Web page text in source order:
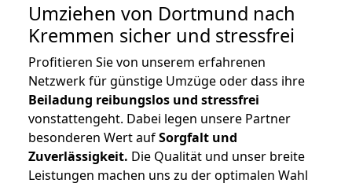
Umziehen von Dortmund nach
Kremmen sicher und stressfrei
Profitieren Sie von unserem erfahrenen
Netzwerk für günstige Umzüge oder dass ihre
Beiladung reibungslos und stressfrei
vonstattengeht. Dabei legen unsere Partner
besonderen Wert aufSorgfalt und
Zuverlässigkeit. Die Qualität und unser breite
Leistungen machen uns zu der optimalen Wahl